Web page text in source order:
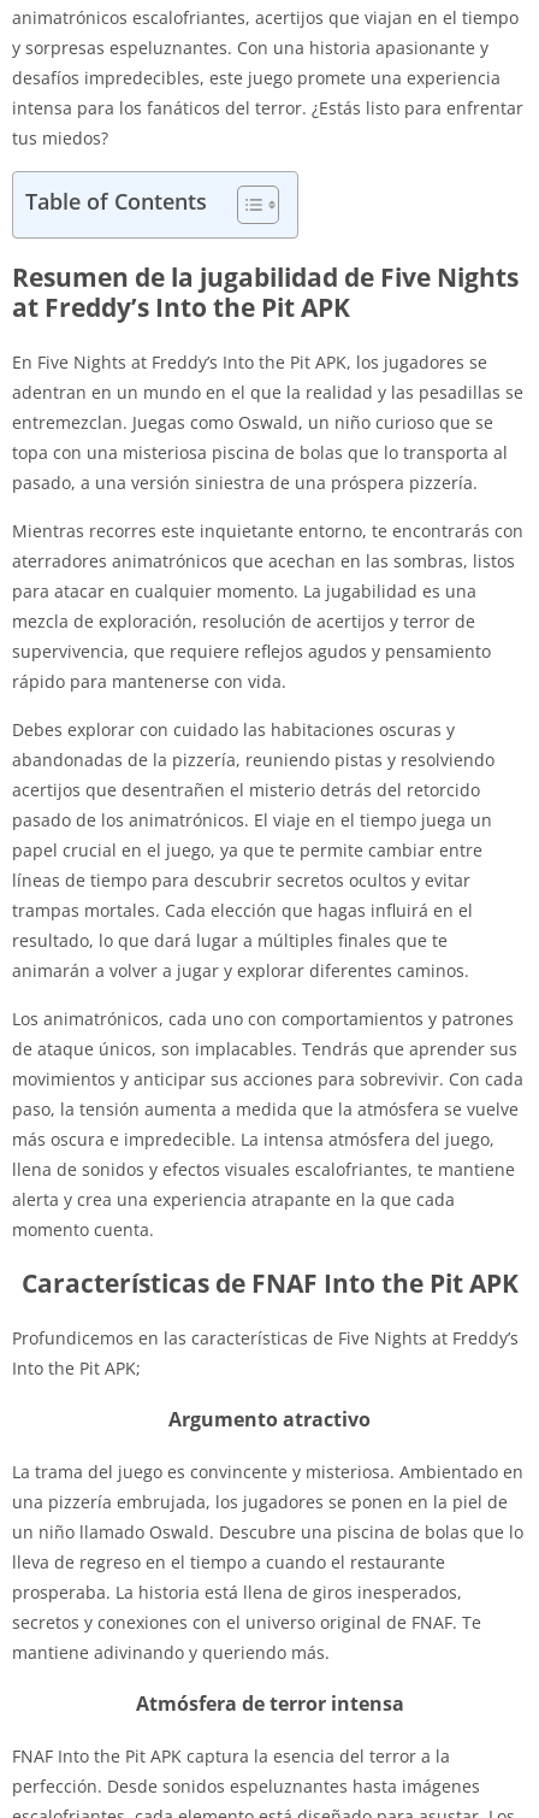
animatrónicos escalofriantes, acertijos que viajan en el tiempo
y sorpresas espeluznantes. Con una historia apasionante y
desafíos impredecibles, este juego promete una experiencia
intensa para los fanáticos del terror. ¿Estás listo para enfrentar
tus miedos?
Table of Contents
Resumen de la jugabilidad de Five Nights
at Freddy’s Into the Pit APK
En Five Nights at Freddy’s Into the Pit APK, los jugadores se
adentran en un mundo en el que la realidad y las pesadillas se
entremezclan. Juegas como Oswald, un niño curioso que se
topa con una misteriosa piscina de bolas que lo transporta al
pasado, a una versión siniestra de una próspera pizzería.
Mientras recorres este inquietante entorno, te encontrarás con
aterradores animatrónicos que acechan en las sombras, listos
para atacar en cualquier momento. La jugabilidad es una
mezcla de exploración, resolución de acertijos y terror de
supervivencia, que requiere reflejos agudos y pensamiento
rápido para mantenerse con vida.
Debes explorar con cuidado las habitaciones oscuras y
abandonadas de la pizzería, reuniendo pistas y resolviendo
acertijos que desentrañen el misterio detrás del retorcido
pasado de los animatrónicos. El viaje en el tiempo juega un
papel crucial en el juego, ya que te permite cambiar entre
líneas de tiempo para descubrir secretos ocultos y evitar
trampas mortales. Cada elección que hagas influirá en el
resultado, lo que dará lugar a múltiples finales que te
animarán a volver a jugar y explorar diferentes caminos.
Los animatrónicos, cada uno con comportamientos y patrones
de ataque únicos, son implacables. Tendrás que aprender sus
movimientos y anticipar sus acciones para sobrevivir. Con cada
paso, la tensión aumenta a medida que la atmósfera se vuelve
más oscura e impredecible. La intensa atmósfera del juego,
llena de sonidos y efectos visuales escalofriantes, te mantiene
alerta y crea una experiencia atrapante en la que cada
momento cuenta.
Características de FNAF Into the Pit APK
Profundicemos en las características de Five Nights at Freddy’s
Into the Pit APK;
Argumento atractivo
La trama del juego es convincente y misteriosa. Ambientado en
una pizzería embrujada, los jugadores se ponen en la piel de
un niño llamado Oswald. Descubre una piscina de bolas que lo
lleva de regreso en el tiempo a cuando el restaurante
prosperaba. La historia está llena de giros inesperados,
secretos y conexiones con el universo original de FNAF. Te
mantiene adivinando y queriendo más.
Atmósfera de terror intensa
FNAF Into the Pit APK captura la esencia del terror a la
perfección. Desde sonidos espeluznantes hasta imágenes